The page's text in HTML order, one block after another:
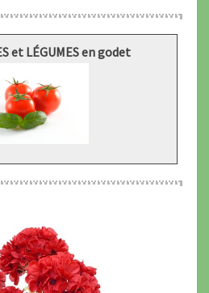
et LÉGUMES en godet